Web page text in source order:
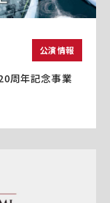
公演情報
20周年記念事業